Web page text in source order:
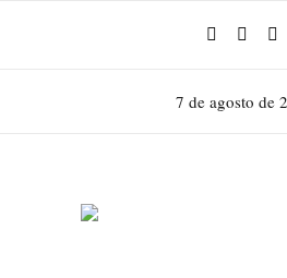
7 de agosto de